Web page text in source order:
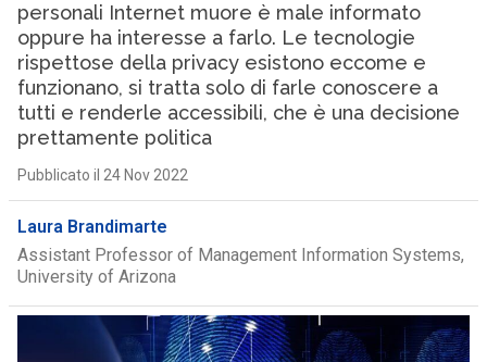
personali Internet muore è male informato
oppure ha interesse a farlo. Le tecnologie
rispettose della privacy esistono eccome e
funzionano, si tratta solo di farle conoscere a
tutti e renderle accessibili, che è una decisione
prettamente politica
Pubblicato il 24 Nov 2022
Laura Brandimarte
Assistant Professor of Management Information Systems,
University of Arizona